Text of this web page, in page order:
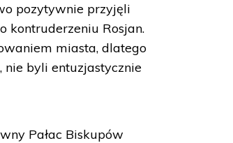
pozytywnie przyjęli
kontruderzeniu Rosjan.
miasta, dlatego
nie byli entuzjastycznie
Pałac Biskupów